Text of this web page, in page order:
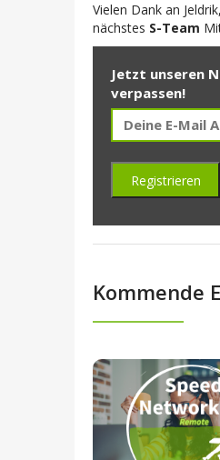
Vielen Dank an
nächstes S-Team
Jetzt unseren
verpassen!
Kommende